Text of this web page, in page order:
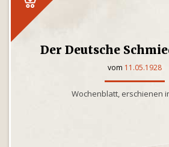
Der Deutsche
vom 11.05.1928
Wochenblatt, erschienen